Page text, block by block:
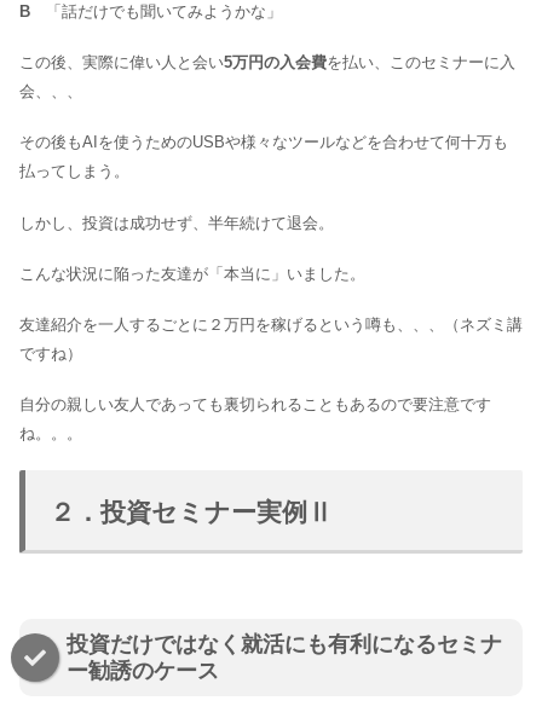
B 「話だけでも聞いてみようかな」
この後、実際に偉い人と会い5万円の入会費を払い、このセミナーに入
会、、、
その後もAIを使うためのUSBや様々なツールなどを合わせて何十万も
払ってしまう。
しかし、投資は成功せず、半年続けて退会。
こんな状況に陥った友達が「本当に」いました。
友達紹介を一人するごとに２万円を稼げるという噂も、、、（ネズミ講
ですね）
自分の親しい友人であっても裏切られることもあるので要注意です
ね。。。
２．投資セミナー実例Ⅱ
投資だけではなく就活にも有利になるセミナ
ー勧誘のケース